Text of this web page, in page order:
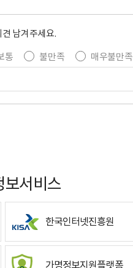
남겨주세요.
통 불만족
매우불만족
보서비스
한국인터넷진흥원
가명정보지원플랫폼